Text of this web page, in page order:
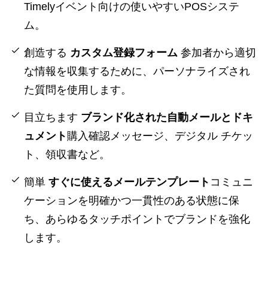
Timelyイベント向けの使いやすいPOSシステ
ム。
創造する カスタム登録フォーム 参加者から適切
な情報を収集するために、パーソナライズされ
た質問を使用します。
目立ちます ブランド化された自動メールとドキ
ュメント 購入確認メッセージ、デジタル チケッ
ト、領収書など。
簡単 すぐに使えるメールテンプレート コミュニ
ケーションを明確かつ一貫性のある状態に保
ち、あらゆるタッチポイントでブランドを強化
します。